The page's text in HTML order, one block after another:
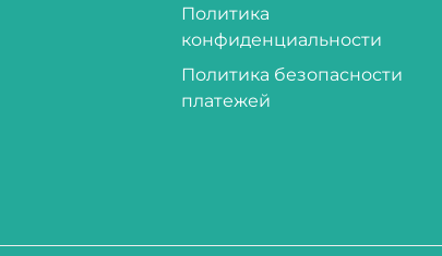
Политика
конфиденциальности
Политика безопасности
платежей